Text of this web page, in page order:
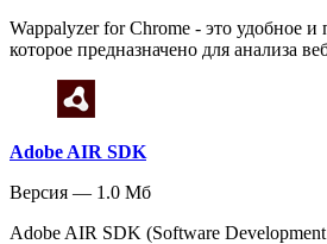
Wappalyzer for Chrome - это удобное
которое предназначено для анализа
Adobe AIR SDK
Версия — 1.0 Мб
Adobe AIR SDK (Software